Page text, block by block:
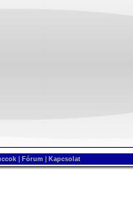
Fórum Kapcsolat